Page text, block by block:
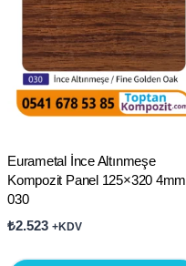
Eurametal İnce Altınmeşe
Kompozit Panel 125×320 4mm
030
₺2.523 +KDV